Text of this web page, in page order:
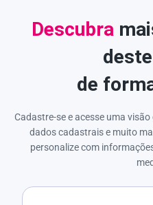
Descubra
de
Cadastre-se e acesse uma
dados cadastrais e muito
personalize com